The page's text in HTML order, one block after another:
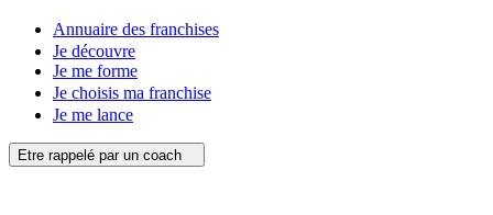
Annuaire des franchises
Je découvre
Je me forme
Je choisis ma franchise
Je me lance
Etre rappelé par un coach